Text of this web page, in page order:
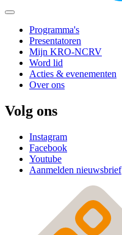
Programma's
Presentatoren
Mijn KRO-NCRV
Word lid
Acties & evenementen
Over ons
Volg ons
Instagram
Facebook
Youtube
Aanmelden nieuwsbrief